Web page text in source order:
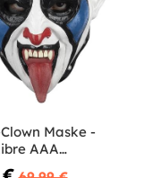
Maske -
AAA